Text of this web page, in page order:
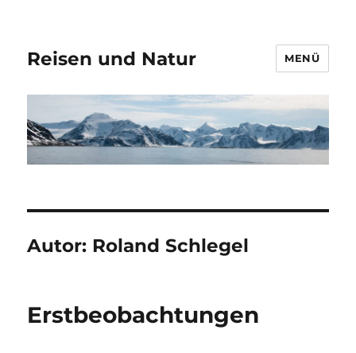
Reisen und Natur MENÜ
Autor: Roland Schlegel
Erstbeobachtungen